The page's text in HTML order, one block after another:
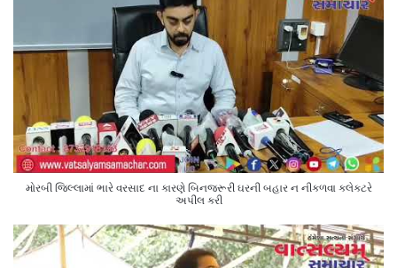
મોરબી જિલ્લામાં ભારે વરસાદ ના કારણે બિનજરૂરી ઘરની બહાર ન નીકળવા કલેક્ટરે
અપીલ કરી